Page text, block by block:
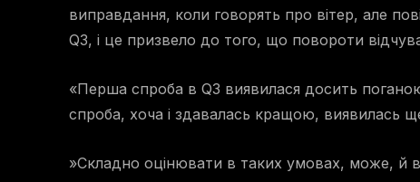
виправдання, коли говорять про вітер, але
Q3, і це призвело до того, що повороти
«Перша спроба в Q3 виявилася досить
спроба, хоча і здавалась кращою, виявилась
»Складно оцінювати в таких умовах, може, й